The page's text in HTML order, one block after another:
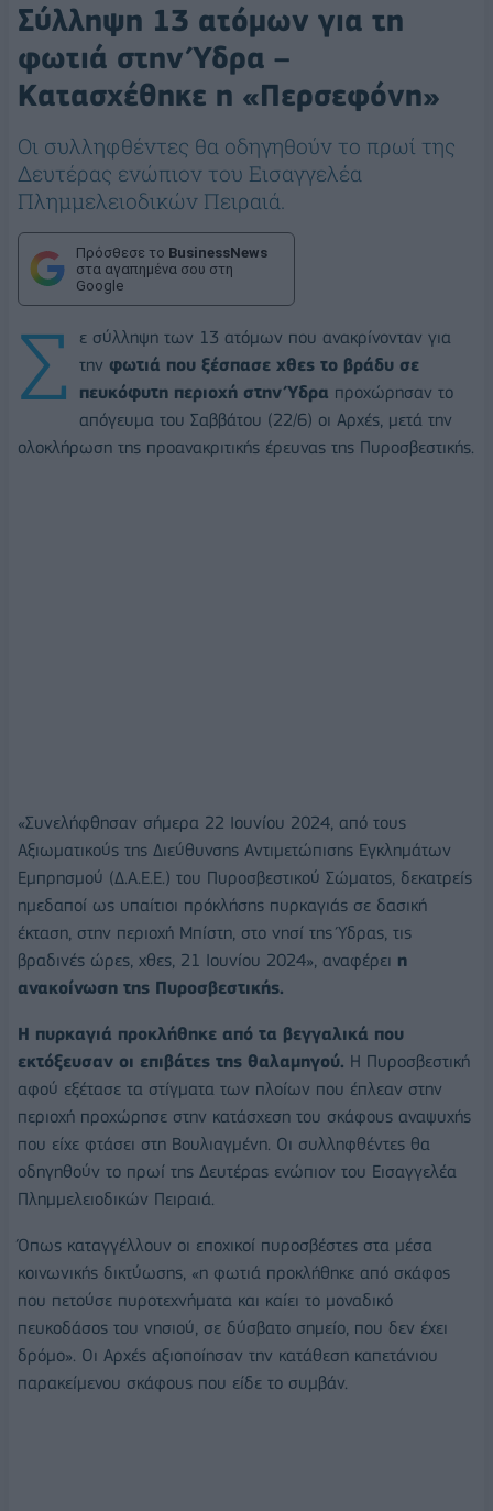
Σύλληψη 13 ατόμων για τη
φωτιά στην Ύδρα –
Κατασχέθηκε η «Περσεφόνη»
Οι συλληφθέντες θα οδηγηθούν το πρωί της
Δευτέρας ενώπιον του Εισαγγελέα
Πλημμελειοδικών Πειραιά.
Πρόσθεσε το BusinessNews
στα αγαπημένα σου στη
Google
Σ
ε σύλληψη των 13 ατόμων που ανακρίνονταν για
την φωτιά που ξέσπασε xθες το βράδυ σε
πευκόφυτη περιοχή στην Ύδρα προχώρησαν το
απόγευμα του Σαββάτου (22/6) οι Αρχές, μετά την
ολοκλήρωση της προανακριτικής έρευνας της Πυροσβεστικής.
«Συνελήφθησαν σήμερα 22 Ιουνίου 2024, από τους
Αξιωματικούς της Διεύθυνσης Αντιμετώπισης Εγκλημάτων
Εμπρησμού (Δ.Α.Ε.Ε.) του Πυροσβεστικού Σώματος, δεκατρείς
ημεδαποί ως υπαίτιοι πρόκλήσης πυρκαγιάς σε δασική
έκταση, στην περιοχή Μπίστη, στο νησί της Ύδρας, τις
βραδινές ώρες, χθες, 21 Ιουνίου 2024», αναφέρει η
ανακοίνωση της Πυροσβεστικής.
Η πυρκαγιά προκλήθηκε από τα βεγγαλικά που
εκτόξευσαν οι επιβάτες της θαλαμηγού. Η Πυροσβεστική
αφού εξέτασε τα στίγματα των πλοίων που έπλεαν στην
περιοχή προχώρησε στην κατάσχεση του σκάφους αναψυχής
που είχε φτάσει στη Βουλιαγμένη. Οι συλληφθέντες θα
οδηγηθούν το πρωί της Δευτέρας ενώπιον του Εισαγγελέα
Πλημμελειοδικών Πειραιά.
Όπως καταγγέλλουν οι εποχικοί πυροσβέστες στα μέσα
κοινωνικής δικτύωσης, «η φωτιά προκλήθηκε από σκάφος
που πετούσε πυροτεχνήματα και καίει το μοναδικό
πευκοδάσος του νησιού, σε δύσβατο σημείο, που δεν έχει
δρόμο». Οι Αρχές αξιοποίησαν την κατάθεση καπετάνιου
παρακείμενου σκάφους που είδε το συμβάν.